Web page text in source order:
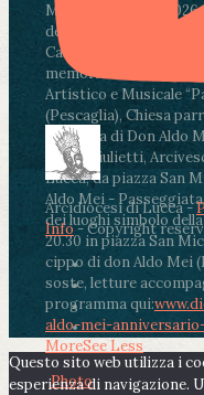
Martedì 4 agosto2026
dell’Infanzia don Aldo
Castracani 435 -
memoria di don Aldo
Artistico e Musicale
(Pescaglia), Chiesa
memoria di Don Aldo
Paolo Giulietti,
Lucca, da piazza San
Aldo Mei -
dei luoghi simbolo
20.30 in piazza San
cippo di don Aldo Mei
soste, letture
programma qui:
aldo-mei-
MoreSee Less
Photo
Arcidiocesi di Lucca -
Info- Copyright
Questo sito web utilizza i
esperienza di navigazione.